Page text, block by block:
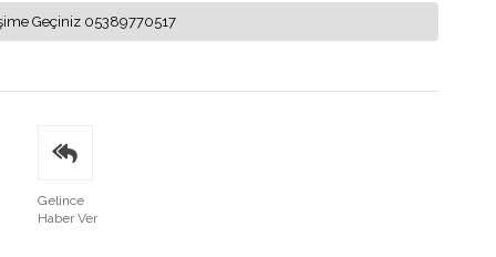
Geçiniz 05389770517
Gelince
Haber Ver